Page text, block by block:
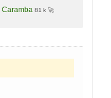
Caramba 81 k 🚀